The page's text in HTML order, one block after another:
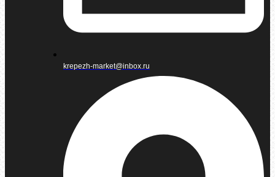
krepezh-market@inbox.ru